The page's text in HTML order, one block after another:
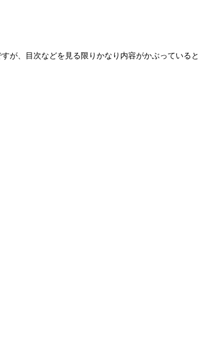
が、目次などを見る限りかなり内容がかぶっていると